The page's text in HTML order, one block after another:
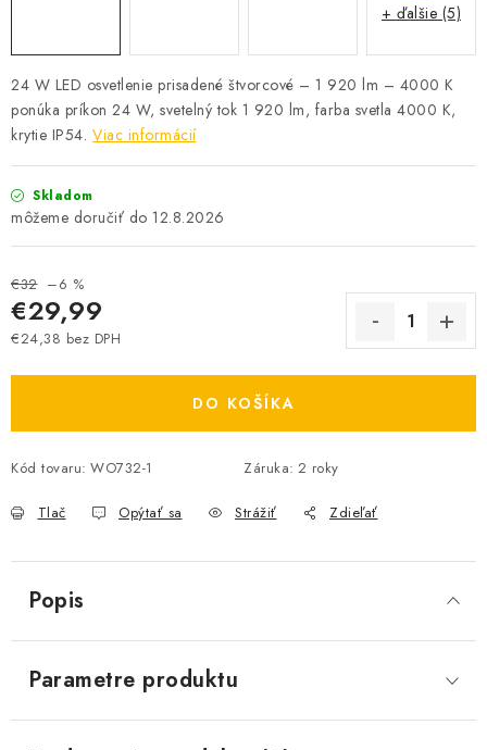
O NÁS - MEGALED & JANTON ZÁKAMENNÉ
Reklamácie a formulár na odstúpenie od zmluvy
Obchodné podmienky
Podmienky ochrany osobných údajov
Zľavy pre profíkov
Hodnotenie obchodu
24 W LED osvetlenie prisadené štvorcové – 1 920 lm – 4000 K
ponúka príkon 24 W, svetelný tok 1 920 lm, farba svetla 4000 K,
krytie IP54. Viac informácií
Skladom
12.8.2026
€32 –6 %
€29,99
€24,38 bez DPH
DO KOŠÍKA
Kód tovaru: WO732-1 Záruka: 2 roky
Tlač Opýtať sa Strážiť Zdieľať
+ ďalšie (5)
Popis
Parametre produktu